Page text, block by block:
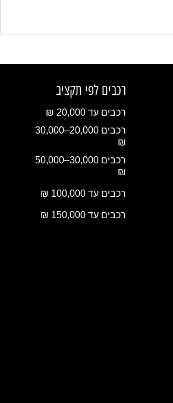
רכבים לפי תקציב
רכבים עד 20,000 ₪
רכבים 20,000–30,000
₪
רכבים 30,000–50,000
₪
רכבים עד 100,000 ₪
רכבים עד 150,000 ₪